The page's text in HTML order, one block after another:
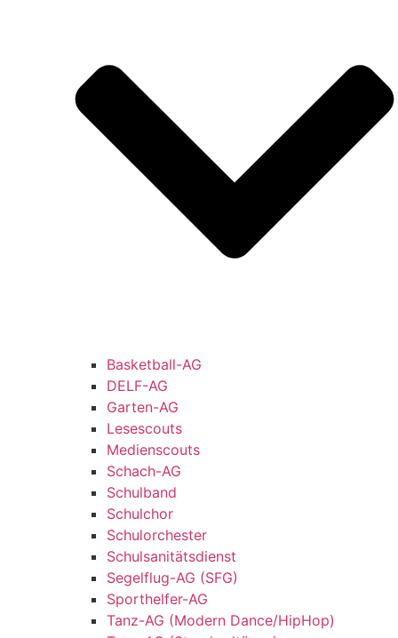
Basketball-AG
DELF-AG
Garten-AG
Lesescouts
Medienscouts
Schach-AG
Schulband
Schulchor
Schulorchester
Schulsanitätsdienst
Segelflug-AG (SFG)
Sporthelfer-AG
Tanz-AG (Modern Dance/HipHop)